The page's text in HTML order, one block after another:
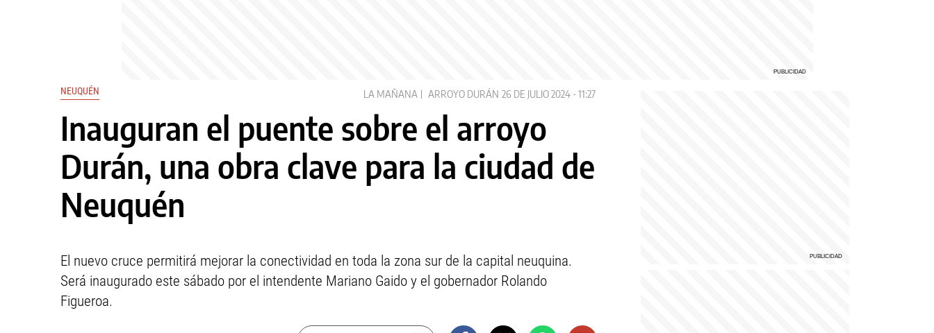
NEUQUÉN LA MAÑANA ARROYO DURÁN 26 DE JULIO 2024 - 11:27
Inauguran el puente sobre el arroyo
Durán, una obra clave para la ciudad de
Neuquén
El nuevo cruce permitirá mejorar la conectividad en toda la zona sur de la capital neuquina.
Será inaugurado este sábado por el intendente Mariano Gaido y el gobernador Rolando
Figueroa.